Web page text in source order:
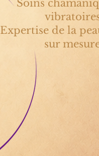
Soins
Expertise de la
sur